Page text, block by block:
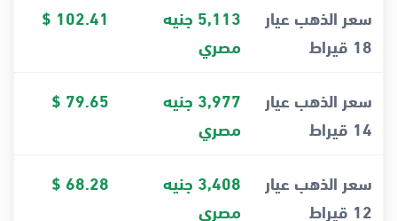
سعر الذهب عيار
18 قيراط
5,113 جنيه
مصري
102.41 $
سعر الذهب عيار
14 قيراط
3,977 جنيه
مصري
79.65 $
سعر الذهب عيار
12 قيراط
3,408 جنيه
مصري
68.28 $